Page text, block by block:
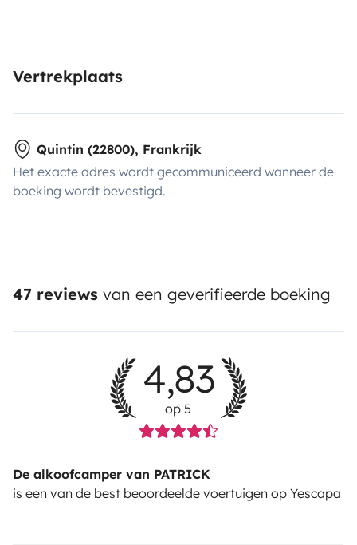
Vertrekplaats
Quintin (22800), Frankrijk
Het exacte adres wordt gecommuniceerd wanneer de
boeking wordt bevestigd.
47 reviews van een geverifieerde boeking
4,83
op 5
De alkoofcamper van PATRICK
is een van de best beoordeelde voertuigen op Yescapa